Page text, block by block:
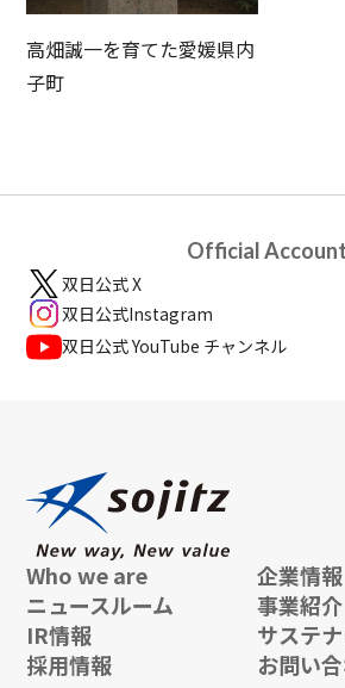
高畑誠一を育てた愛媛県内
子町
Official Account
双日公式 X
双日公式Instagram
双日公式 YouTube チャンネル
Who we are
企業情報
ニュースルーム
事業紹介
IR情報
サステ
採用情報
お問い